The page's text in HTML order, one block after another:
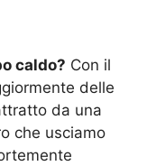
caldo? Con il
delle
da una
che usciamo